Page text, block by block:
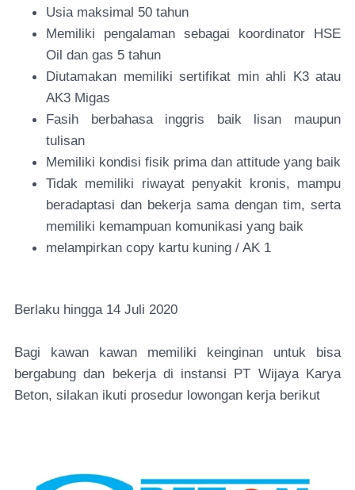
Usia maksimal 50 tahun
Memiliki pengalaman sebagai koordinator HSE
Oil dan gas 5 tahun
Diutamakan memiliki sertifikat min ahli K3 atau
AK3 Migas
Fasih berbahasa inggris baik lisan maupun
tulisan
Memiliki kondisi fisik prima dan attitude yang baik
Tidak memiliki riwayat penyakit kronis, mampu
beradaptasi dan bekerja sama dengan tim, serta
memiliki kemampuan komunikasi yang baik
melampirkan copy kartu kuning / AK 1
Berlaku hingga 14 Juli 2020
Bagi kawan kawan memiliki keinginan untuk bisa
bergabung dan bekerja di instansi PT Wijaya Karya
Beton, silakan ikuti prosedur lowongan kerja berikut